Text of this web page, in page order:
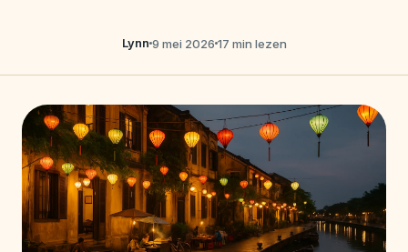
Lynn 9 mei 2026 17 min lezen